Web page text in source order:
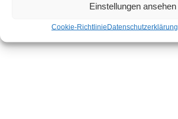
Einstellungen ansehen
Cookie-RichtlinieDatenschutzerklärung